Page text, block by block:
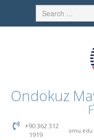
Ondokuz
+90 362 312
1919